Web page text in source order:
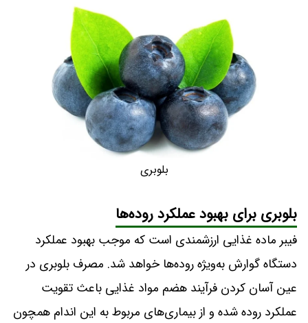
بلوبری
بلوبری برای بهبود عملکرد روده‌ها
فیبر ماده غذایی ارزشمندی است که موجب بهبود عملکرد
دستگاه گوارش به‌ویژه روده‌ها خواهد شد. مصرف بلوبری در
عین آسان کردن فرآیند هضم مواد غذایی باعث تقویت
عملکرد روده شده و از بیماری‌های مربوط به این اندام همچون